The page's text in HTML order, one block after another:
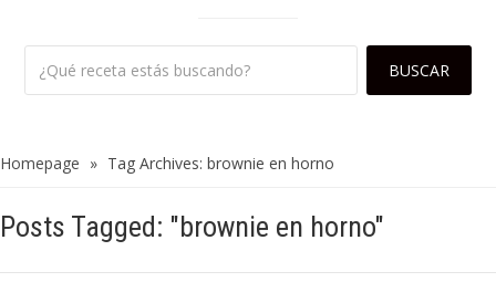
Homepage » Tag Archives: brownie en horno
Posts Tagged: "brownie en horno"